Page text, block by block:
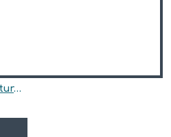
Ghete fete din piele naturala model TRISHA